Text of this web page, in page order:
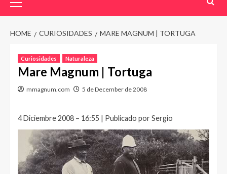
Menu
HOME CURIOSIDADES MARE MAGNUM | TORTUGA
Curiosidades Naturaleza
Mare Magnum | Tortuga
mmagnum.com 5 de December de 2008
4 Diciembre 2008 – 16:55 | Publicado por Sergio